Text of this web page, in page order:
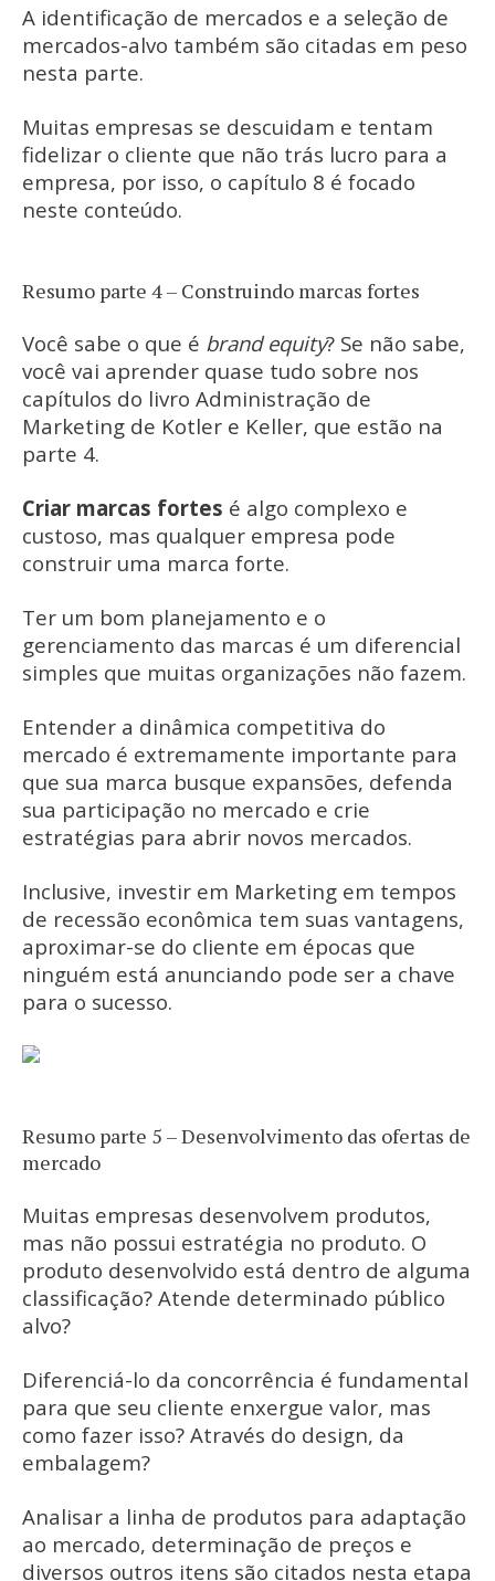
A identificação de mercados e a seleção de
mercados-alvo também são citadas em peso
nesta parte.
Muitas empresas se descuidam e tentam
fidelizar o cliente que não trás lucro para a
empresa, por isso, o capítulo 8 é focado
neste conteúdo.
Resumo parte 4 – Construindo marcas fortes
Você sabe o que é brand equity? Se não sabe,
você vai aprender quase tudo sobre nos
capítulos do livro Administração de
Marketing de Kotler e Keller, que estão na
parte 4.
Criar marcas fortes é algo complexo e
custoso, mas qualquer empresa pode
construir uma marca forte.
Ter um bom planejamento e o
gerenciamento das marcas é um diferencial
simples que muitas organizações não fazem.
Entender a dinâmica competitiva do
mercado é extremamente importante para
que sua marca busque expansões, defenda
sua participação no mercado e crie
estratégias para abrir novos mercados.
Inclusive, investir em Marketing em tempos
de recessão econômica tem suas vantagens,
aproximar-se do cliente em épocas que
ninguém está anunciando pode ser a chave
para o sucesso.
Resumo parte 5 – Desenvolvimento das ofertas de
mercado
Muitas empresas desenvolvem produtos,
mas não possui estratégia no produto. O
produto desenvolvido está dentro de alguma
classificação? Atende determinado público
alvo?
Diferenciá-lo da concorrência é fundamental
para que seu cliente enxergue valor, mas
como fazer isso? Através do design, da
embalagem?
Analisar a linha de produtos para adaptação
ao mercado, determinação de preços e
diversos outros itens são citados nesta etapa